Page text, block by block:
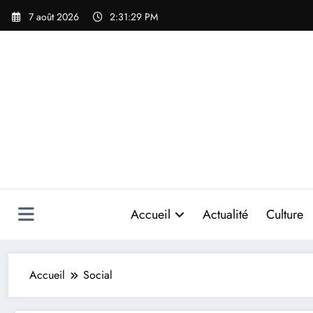
Aller
7 août 2026 2:31:30 PM
Accueil Actualité Culture
Accueil Social